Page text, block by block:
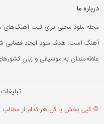
درباره ما
مجله ملود محلی برای ثبت
آهنگ است. هدف ملود ایجاد فضایی
علاقه‌مندان به موسیقی و زبان
تبلیغات
© کپی بخش یا کل هر کدام از مطالب